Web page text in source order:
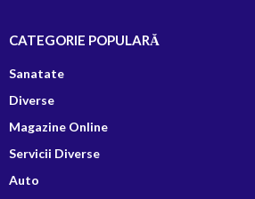
CATEGORIE POPULARĂ
Sanatate
Diverse
Magazine Online
Servicii Diverse
Auto